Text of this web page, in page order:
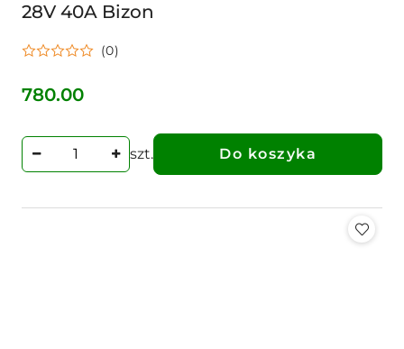
28V 40A Bizon
(0)
Cena:
780.00
szt. Do koszyka